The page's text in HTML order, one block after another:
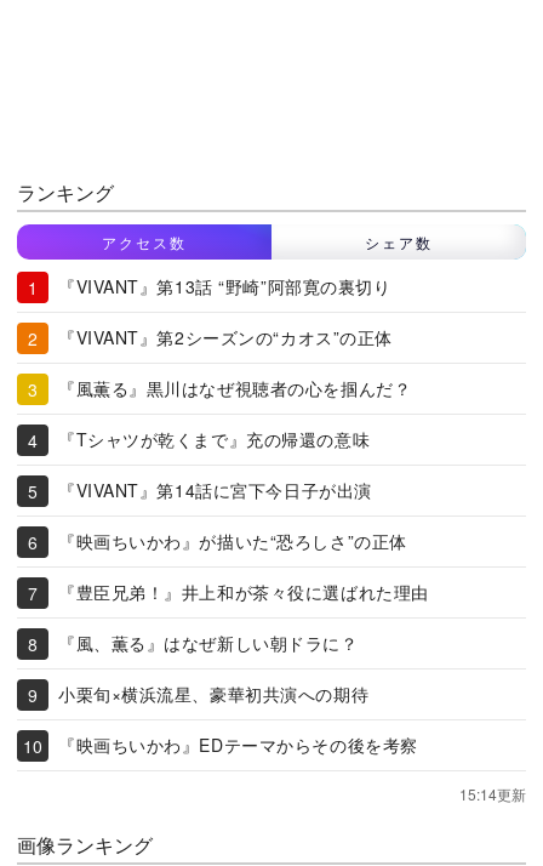
ランキング
アクセス数 シェア数
『VIVANT』第13話 “野崎”阿部寛の裏切り
『VIVANT』第2シーズンの“カオス”の正体
『風薫る』黒川はなぜ視聴者の心を掴んだ？
『Tシャツが乾くまで』充の帰還の意味
『VIVANT』第14話に宮下今日子が出演
『映画ちいかわ』が描いた“恐ろしさ”の正体
『豊臣兄弟！』井上和が茶々役に選ばれた理由
『風、薫る』はなぜ新しい朝ドラに？
小栗旬×横浜流星、豪華初共演への期待
『映画ちいかわ』EDテーマからその後を考察
15:14更新
画像ランキング